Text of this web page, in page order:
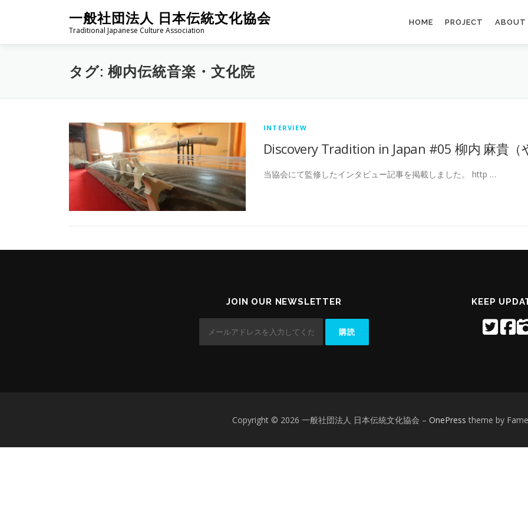
ン
一般社団法人 日本伝統文化協会
Traditional Japanese Culture Association
HOME PROJECT ABOUT
タグ: 柳内伝統音楽・文化院
INTERVIEW
Discovery Tradition in Japan #05 柳内 麻貴（
当協会にて監修したインタビュー記事を掲載しました。 http …
JOIN OUR NEWSLETTER KEEP
Copyright © 2026 一般社団法人 日本伝統文化協会 – OnePress theme by